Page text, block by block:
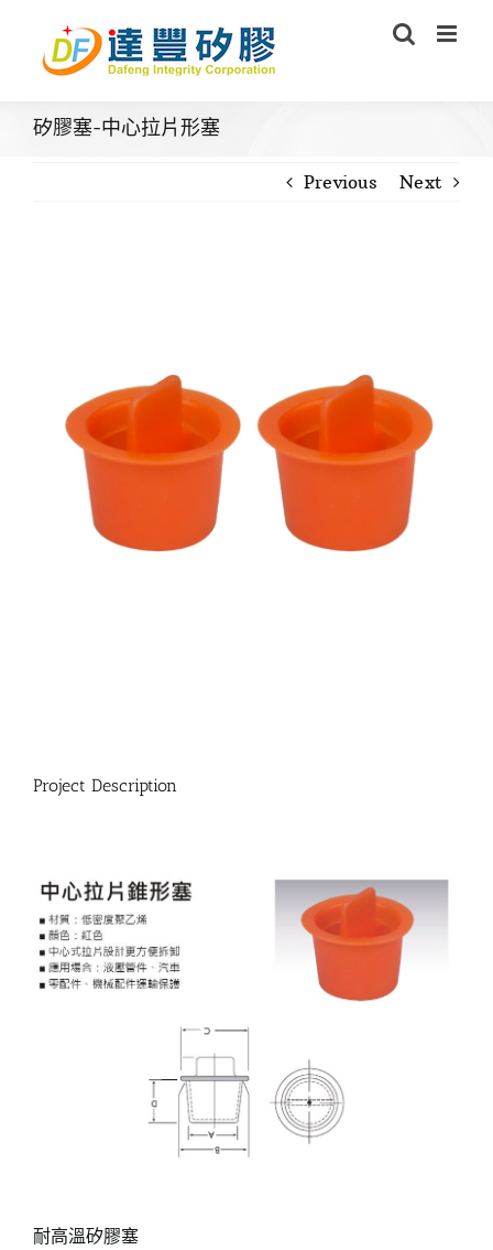
content
矽膠塞-中心拉片形塞
Previous Next
Project Description
耐高溫矽膠塞